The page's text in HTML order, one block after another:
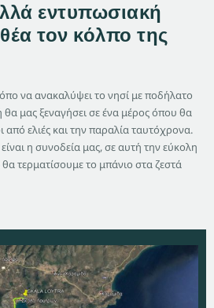
εντυπωσιακή
τον κόλπο της
να ανακαλύψει το νησί με ποδήλατο
μας ξεναγήσει σε ένα μέρος όπου θα
από ελιές και την παραλία ταυτόχρονα.
η συνοδεία μας, σε αυτή την εύκολη
τερματίσουμε το μπάνιο στα ζεστά